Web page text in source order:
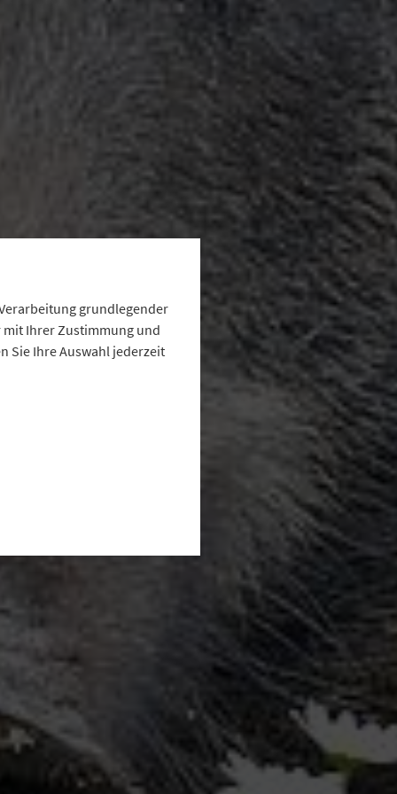
grundlegender
mit Ihrer Zustimmung und
Sie Ihre Auswahl jederzeit